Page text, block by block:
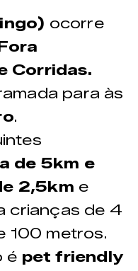
ocorre
Corridas.
para às
.
de 5km e
2,5km e
crianças de 4
100 metros.
é pet friendly